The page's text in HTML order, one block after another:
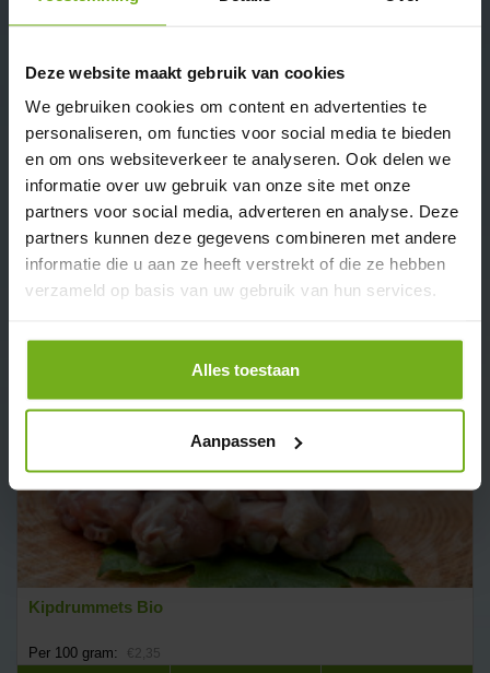
Deze website maakt gebruik van cookies
We gebruiken cookies om content en advertenties te
personaliseren, om functies voor social media te bieden
en om ons websiteverkeer te analyseren. Ook delen we
informatie over uw gebruik van onze site met onze
partners voor social media, adverteren en analyse. Deze
partners kunnen deze gegevens combineren met andere
informatie die u aan ze heeft verstrekt of die ze hebben
verzameld op basis van uw gebruik van hun services.
Alles toestaan
Aanpassen
Hele kip Bio
Per stuk:€23,00
Kipdrummets Bio
Per 100 gram: €2,35